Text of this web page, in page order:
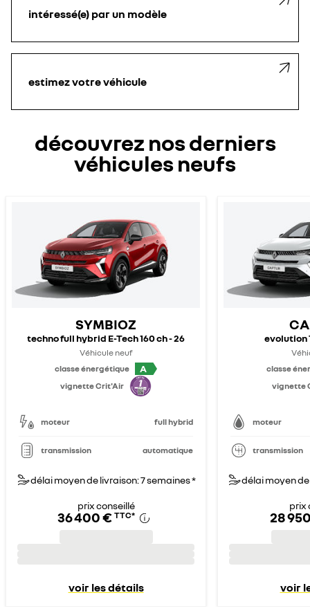
intéressé(e) par un modèle
estimez votre véhicule
découvrez nos derniers
véhicules neufs
SYMBIOZ
techno full hybrid E-Tech 160 ch - 26
Véhicule neuf
classe énergétique
A
vignette Crit'Air
moteur full hybrid
transmission automatique
délai moyen de livraison: 7 semaines *
prix conseillé
36 400 € TTC*
voir les détails
evolution
classe
vignette
moteur
transmission
délai moyen
prix
28
voir